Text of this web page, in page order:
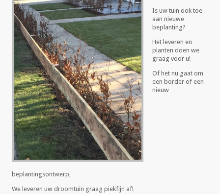
Is uw tuin ook toe
aan nieuwe
beplanting?
Het leveren en
planten doen we
graag voor u!
Of het nu gaat om
een border of een
nieuw
beplantingsontwerp,
We leveren uw droomtuin graag piekfijn af!